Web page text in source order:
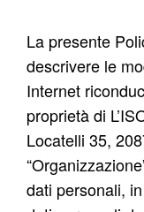
La presente
descrivere le
Internet
proprietà di
Locatelli 35,
dati personali,